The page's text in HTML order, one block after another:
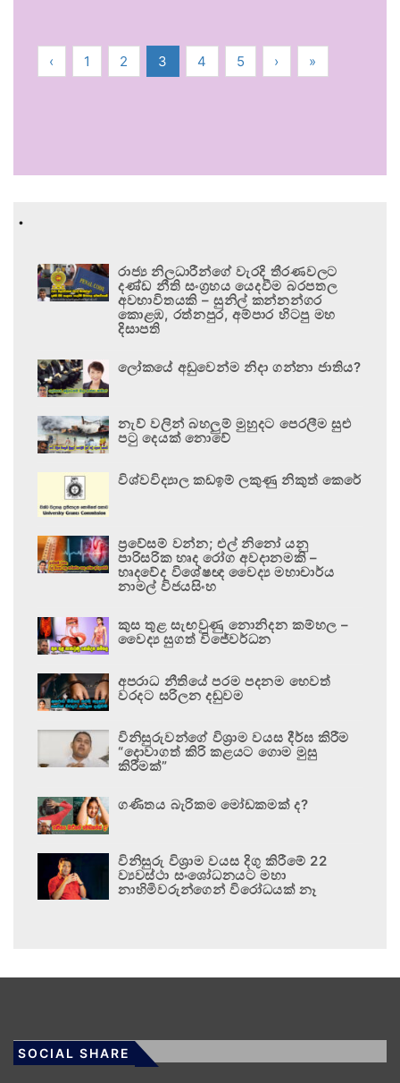
‹ 1 2 3 4 5 › »
.
රාජ්‍ය නිලධාරීන්ගේ වැරදි තීරණවලට
දණ්ඩ නීති සංග්‍රහය යෙදවීම බරපතල
අවභාවිතයකි – සුනිල් කන්නන්ගර
කොළඹ, රත්නපුර, අම්පාර හිටපු මහ
දිසාපති
ලෝකයේ අඩුවෙන්ම නිදා ගන්නා ජාතිය?
නැව් වලින් බහලුම් මුහුදට පෙරලීම සුළු
පටු දෙයක් නොවේ
විශ්වවිද්‍යාල කඩඉම් ලකුණු නිකුත් කෙරේ
ප්‍රවේසම් වන්න; එල් නිනෝ යනු
පාරිසරික හෘද රෝග අවදානමකි –
හෘදවේද විශේෂඥ වෛද්‍ය මහාචාර්ය
නාමල් විජයසිංහ
කුස තුළ සැඟවුණු නොනිදන කම්හල –
වෛද්‍ය සුගත් විජේවර්ධන
අපරාධ නීතියේ පරම පදනම හෙවත්
වරදට සරිලන දඬුවම
විනිසුරුවන්ගේ විශ්‍රාම වයස දීර්ඝ කිරීම
“දොවාගත් කිරි කළයට ගොම මුසු
කිරීමක්”
ගණිතය බැරිකම මෝඩකමක් ද?
විනිසුරු විශ්‍රාම වයස දිගු කිරීමේ 22
ව්‍යවස්ථා සංශෝධනයට මහා
නාහිමිවරුන්ගෙන් විරෝධයක් නෑ
SOCIAL SHARE